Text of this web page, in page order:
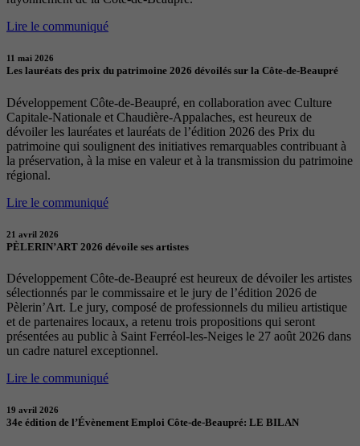
Lire le communiqué
11 mai 2026
Les lauréats des prix du patrimoine 2026 dévoilés sur la Côte-de-Beaupré
Développement Côte-de-Beaupré, en collaboration avec Culture
Capitale-Nationale et Chaudière-Appalaches, est heureux de
dévoiler les lauréates et lauréats de l’édition 2026 des Prix du
patrimoine qui soulignent des initiatives remarquables contribuant à
la préservation, à la mise en valeur et à la transmission du patrimoine
régional.
Lire le communiqué
21 avril 2026
PÈLERIN’ART 2026 dévoile ses artistes
Développement Côte-de-Beaupré est heureux de dévoiler les artistes
sélectionnés par le commissaire et le jury de l’édition 2026 de
Pèlerin’Art. Le jury, composé de professionnels du milieu artistique
et de partenaires locaux, a retenu trois propositions qui seront
présentées au public à Saint Ferréol-les-Neiges le 27 août 2026 dans
un cadre naturel exceptionnel.
Lire le communiqué
19 avril 2026
34e édition de l’Évènement Emploi Côte-de-Beaupré: LE BILAN